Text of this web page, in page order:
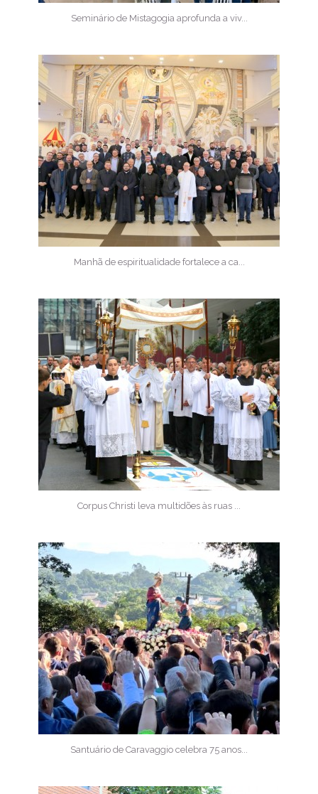
Seminário de Mistagogia aprofunda a viv...
Manhã de espiritualidade fortalece a ca...
Corpus Christi leva multidões às ruas ...
Santuário de Caravaggio celebra 75 anos...